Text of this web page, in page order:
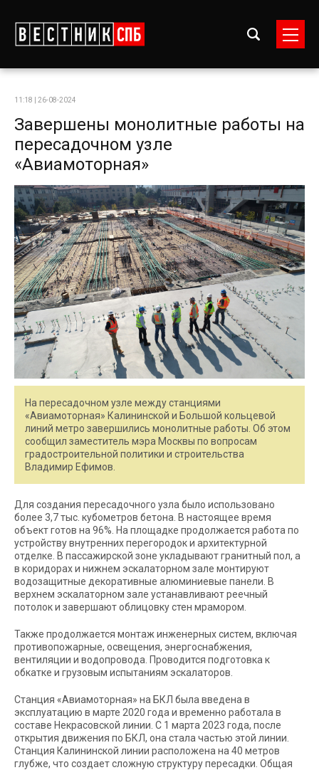
11:18 | 26-08-2024
Завершены монолитные работы на
пересадочном узле
«Авиамоторная»
На пересадочном узле между станциями
«Авиамоторная» Калининской и Большой кольцевой
линий метро завершились монолитные работы. Об этом
сообщил заместитель мэра Москвы по вопросам
градостроительной политики и строительства
Владимир Ефимов.
Для создания пересадочного узла было использовано
более 3,7 тыс. кубометров бетона. В настоящее время
объект готов на 96%. На площадке продолжается работа по
устройству внутренних перегородок и архитектурной
отделке. В пассажирской зоне укладывают гранитный пол, а
в коридорах и нижнем эскалаторном зале монтируют
водозащитные декоративные алюминиевые панели. В
верхнем эскалаторном зале устанавливают реечный
потолок и завершают облицовку стен мрамором.
Также продолжается монтаж инженерных систем, включая
противопожарные, освещения, энергоснабжения,
вентиляции и водопровода. Проводится подготовка к
обкатке и грузовым испытаниям эскалаторов.
Станция «Авиамоторная» на БКЛ была введена в
эксплуатацию в марте 2020 года и временно работала в
составе Некрасовской линии. С 1 марта 2023 года, после
открытия движения по БКЛ, она стала частью этой линии.
Станция Калининской линии расположена на 40 метров
глубже, что создает сложную структуру пересадки. Общая